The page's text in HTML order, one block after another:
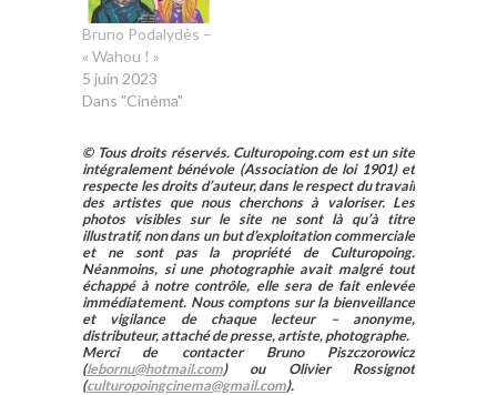
Bruno Podalydès –
« Wahou ! »
5 juin 2023
Dans "Cinéma"
© Tous droits réservés. Culturopoing.com est un site
intégralement bénévole (Association de loi 1901) et
respecte les droits d’auteur, dans le respect du travail
des artistes que nous cherchons à valoriser. Les
photos visibles sur le site ne sont là qu’à titre
illustratif, non dans un but d’exploitation commerciale
et ne sont pas la propriété de Culturopoing.
Néanmoins, si une photographie avait malgré tout
échappé à notre contrôle, elle sera de fait enlevée
immédiatement. Nous comptons sur la bienveillance
et vigilance de chaque lecteur – anonyme,
distributeur, attaché de presse, artiste, photographe.
Merci de contacter Bruno Piszczorowicz
(lebornu@hotmail.com) ou Olivier Rossignot
(culturopoingcinema@gmail.com).